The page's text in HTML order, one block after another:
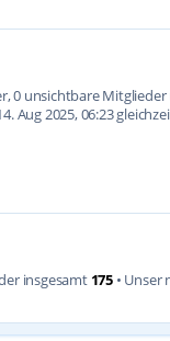
0 unsichtbare
Aug 2025, 06:23
insgesamt 175 •